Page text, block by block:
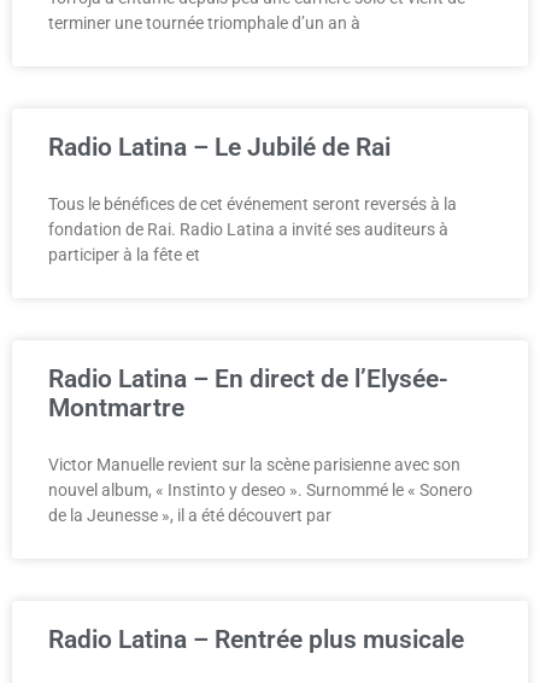
terminer une tournée triomphale d’un an à
Radio Latina – Le Jubilé de Rai
Tous le bénéfices de cet événement seront reversés à la
fondation de Rai. Radio Latina a invité ses auditeurs à
participer à la fête et
Radio Latina – En direct de l’Elysée-
Montmartre
Victor Manuelle revient sur la scène parisienne avec son
nouvel album, « Instinto y deseo ». Surnommé le « Sonero
de la Jeunesse », il a été découvert par
Radio Latina – Rentrée plus musicale